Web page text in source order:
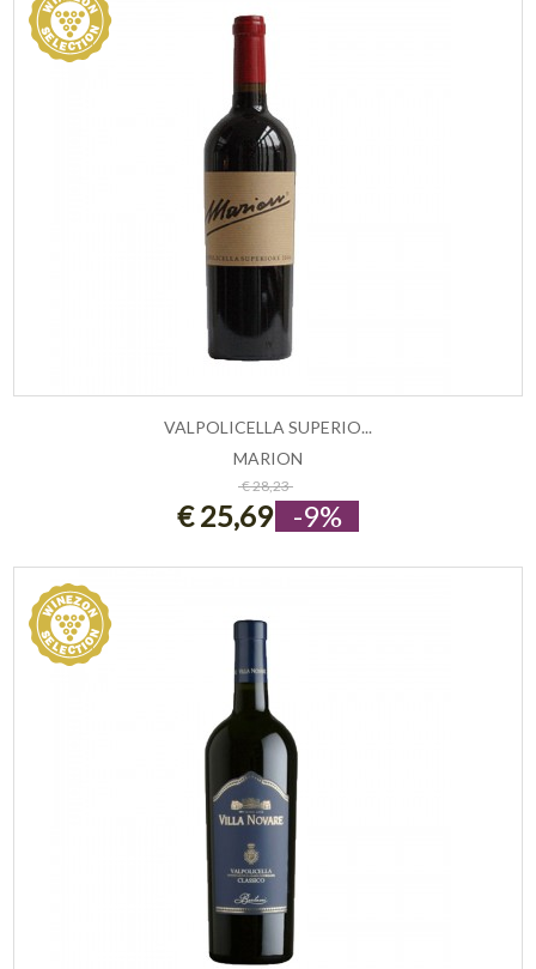
ESAURITO
VALPOLICELLA SUPERIO...
MARION
€ 28,23
€ 25,69 -9%